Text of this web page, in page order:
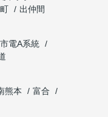
出仲間
電A系統
熊本
富合